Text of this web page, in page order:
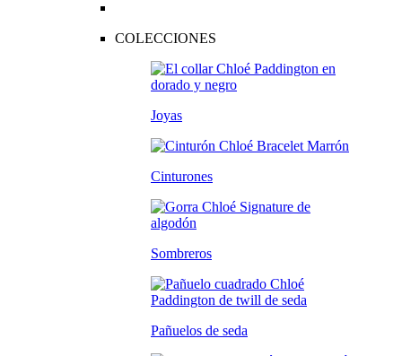
COLECCIONES
Joyas
Cinturones
Sombreros
Pañuelos de seda